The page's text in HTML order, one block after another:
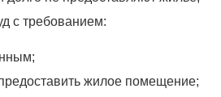
с требованием:
жилое помещение;